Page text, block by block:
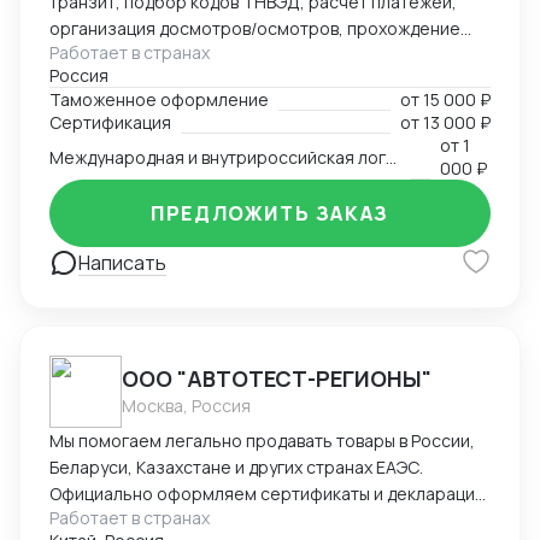
организация досмотров/осмотров, прохождение
доп. проверок, возврат обеспечения; — логистика:
авто, авиа, морской транспорт, ж/д; — консалтинг
и сопровождение по таможенным процедурам,
валютному контролю и бухгалтерии;
— бухгалтерский аутсорсинг; — получение
разрешительной документации: сертификаты,
разрешения.
Работает в странах
Россия
Таможенное оформление
от15 000 ₽
Сертификация
от13 000 ₽
от1
000 ₽
Написать
ПРЕДЛОЖИТЬ ЗАКАЗ
ООО "АВТОТЕСТ-РЕГИОНЫ"
Москва, Россия
Мы помогаем легально продавать товары в России,
Беларуси, Казахстане и других странах ЕАЭС.
Официально оформляем сертификаты и декларации
соответствия ТР ТС. — обязательные документы для
Работает в странах